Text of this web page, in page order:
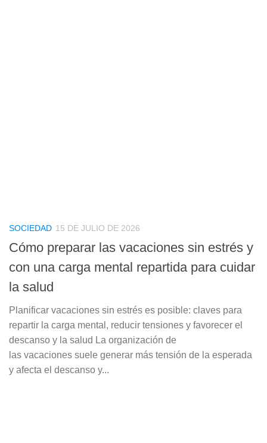
SOCIEDAD 15 DE JULIO DE 2026
Cómo preparar las vacaciones sin estrés y
con una carga mental repartida para cuidar
la salud
Planificar vacaciones sin estrés es posible: claves para
repartir la carga mental, reducir tensiones y favorecer el
descanso y la salud La organización de
las vacaciones suele generar más tensión de la esperada
y afecta el descanso y...